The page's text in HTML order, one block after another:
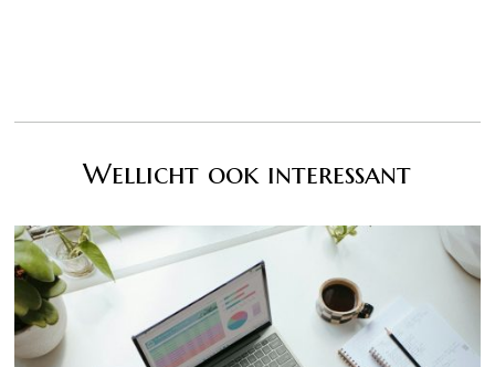
Wellicht ook interessant